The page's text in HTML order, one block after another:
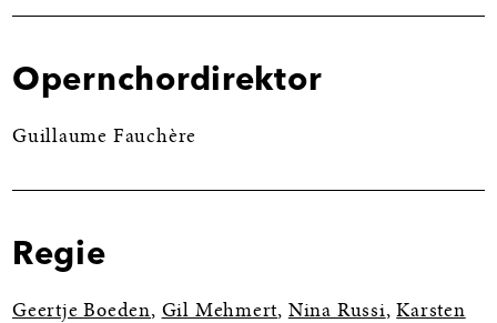
Opernchordirektor
Guillaume Fauchère
Regie
Geertje Boeden, Gil Mehmert, Nina Russi,Karsten